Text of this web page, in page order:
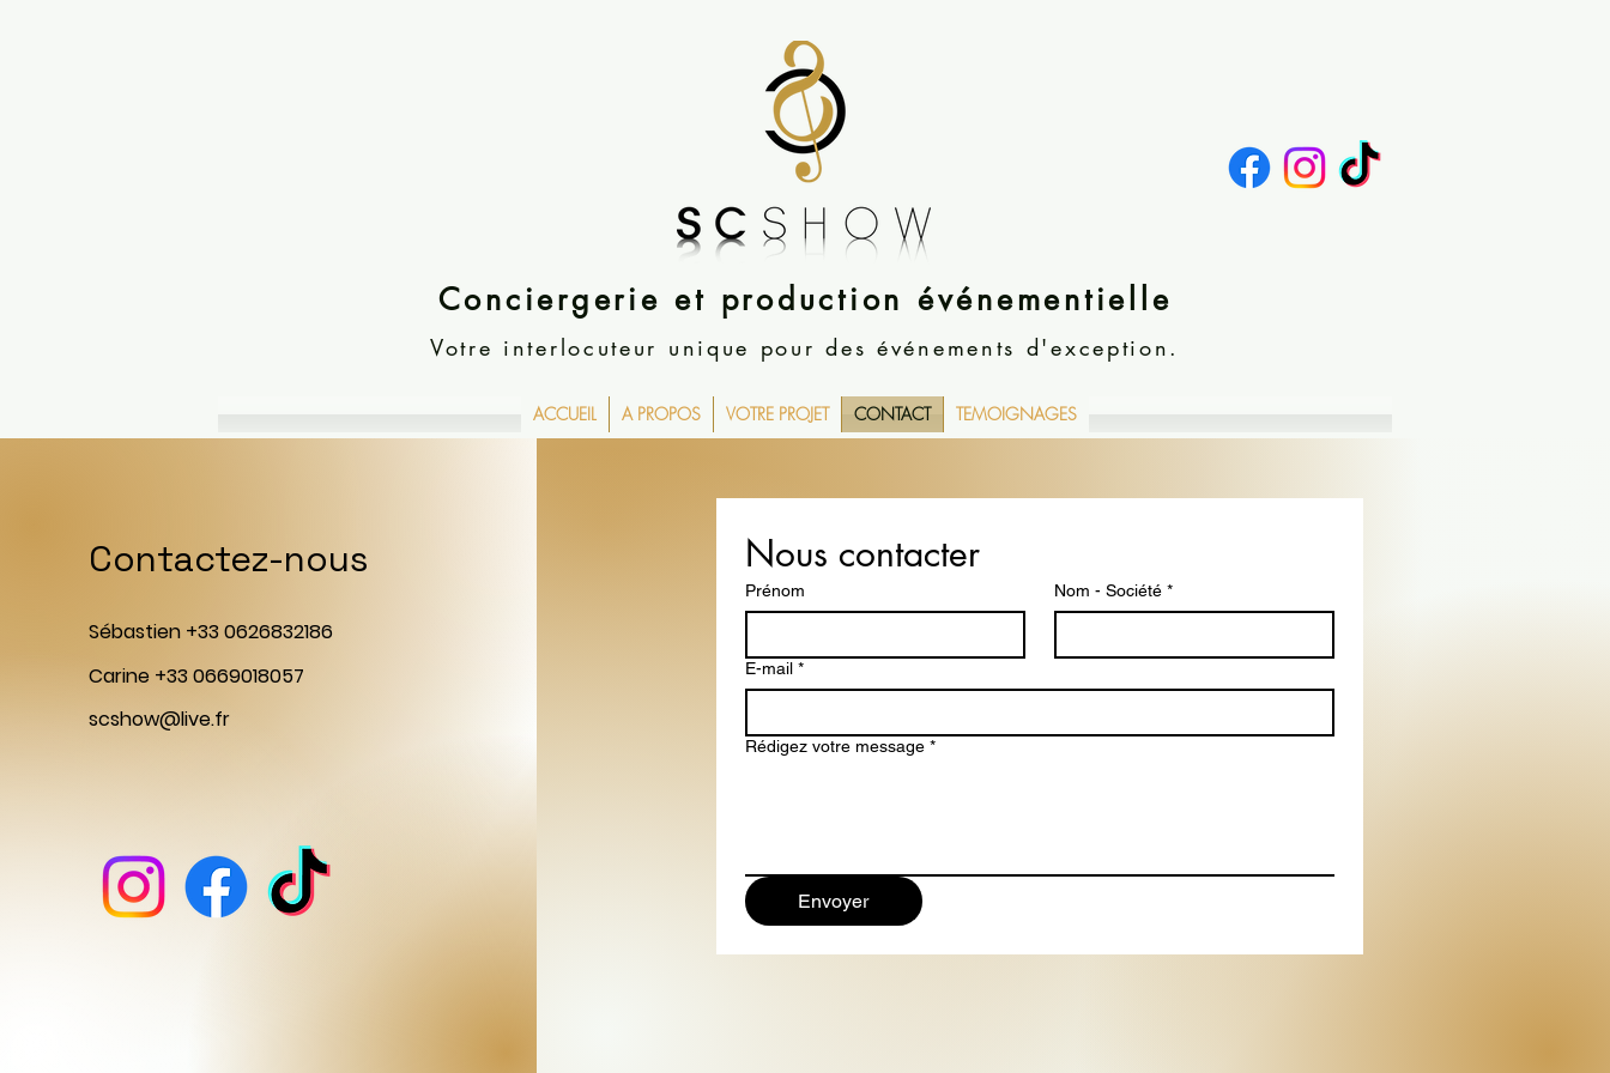
Conciergerie et production événementielle
Votre interlocuteur unique pour des événements d'exception.
ACCUEIL A PROPOS VOTRE PROJET CONTACT TEMOIGNAGES
Contactez-nous
Sébastien +33 0626832186
Carine +33 0669018057
scshow@live.fr
Nous contacter
Prénom Nom - Société *
E-mail *
Rédigez votre message *
Envoyer